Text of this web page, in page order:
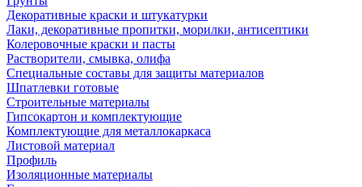
Декоративные краски и штукатурки
Лаки, декоративные пропитки, морилки, антисептики
Колеровочные краски и пасты
Растворители, смывка, олифа
Специальные составы для защиты материалов
Шпатлевки готовые
Строительные материалы
Гипсокартон и комплектующие
Комплектующие для металлокаркаса
Листовой материал
Профиль
Изоляционные материалы